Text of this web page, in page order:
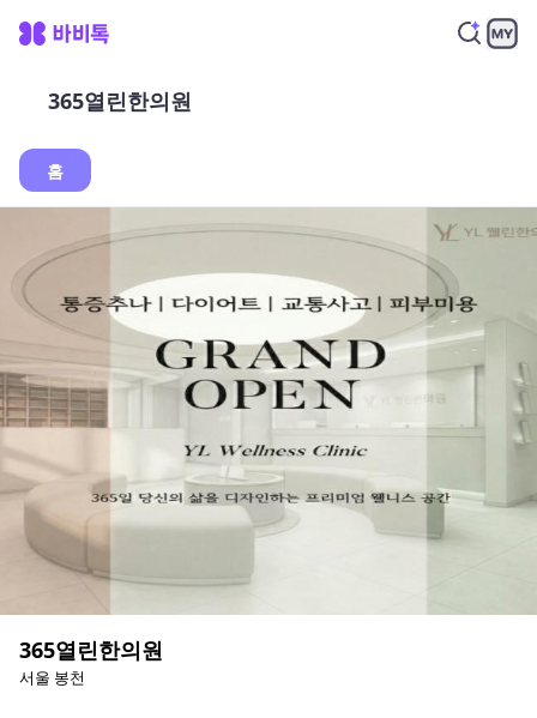
365열린한의원
홈
365열린한의원
서울 봉천